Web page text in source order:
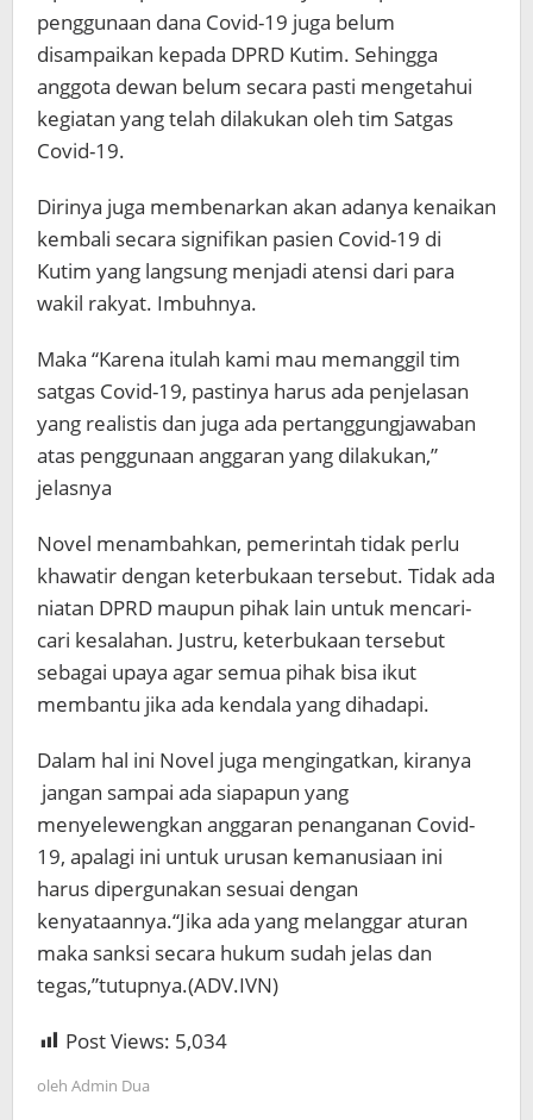
penggunaan dana Covid-19 juga belum
disampaikan kepada DPRD Kutim. Sehingga
anggota dewan belum secara pasti mengetahui
kegiatan yang telah dilakukan oleh tim Satgas
Covid-19.
Dirinya juga membenarkan akan adanya kenaikan
kembali secara signifikan pasien Covid-19 di
Kutim yang langsung menjadi atensi dari para
wakil rakyat. Imbuhnya.
Maka “Karena itulah kami mau memanggil tim
satgas Covid-19, pastinya harus ada penjelasan
yang realistis dan juga ada pertanggungjawaban
atas penggunaan anggaran yang dilakukan,”
jelasnya
Novel menambahkan, pemerintah tidak perlu
khawatir dengan keterbukaan tersebut. Tidak ada
niatan DPRD maupun pihak lain untuk mencari-
cari kesalahan. Justru, keterbukaan tersebut
sebagai upaya agar semua pihak bisa ikut
membantu jika ada kendala yang dihadapi.
Dalam hal ini Novel juga mengingatkan, kiranya
jangan sampai ada siapapun yang
menyelewengkan anggaran penanganan Covid-
19, apalagi ini untuk urusan kemanusiaan ini
harus dipergunakan sesuai dengan
kenyataannya.“Jika ada yang melanggar aturan
maka sanksi secara hukum sudah jelas dan
tegas,”tutupnya.(ADV.IVN)
Post Views: 5,034
oleh Admin Dua